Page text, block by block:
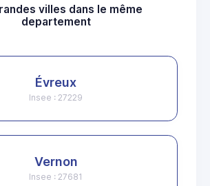
villes dans le même
departement
Évreux
Insee : 27229
Vernon
Insee : 27681